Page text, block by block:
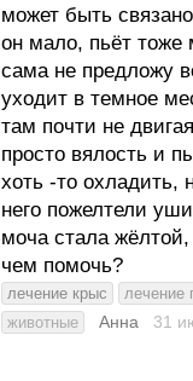
может быть
он мало, пьёт тоже
сама не предложу
уходит в темное
там почти не
просто вялость и
хоть -то охладить,
него пожелтели
моча стала
чем помочь?
лечение крыс
лечение
животные
Анна 31